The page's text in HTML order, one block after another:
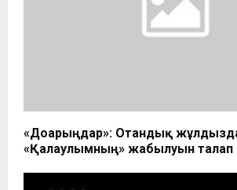
«Доғарыңдар»: Отандық
«Қалаулымның» жабылуын талап